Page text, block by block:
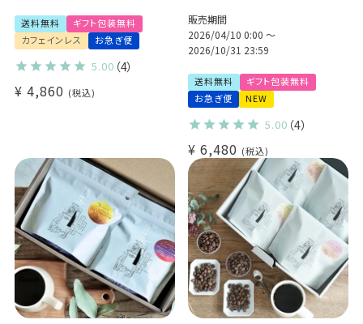
30杯ギフトセット
プレゼント/ 出産祝い
送料無料
ギフト包装無料
カフェインレス
お急ぎ便
5.00 （4）
¥ 4,860 税込
Qグレーダー厳選 スペシャルテ
ィコーヒー豆使用
挽きたて充填の新鮮ドリップコ
販売期間
2026/04/10 0:00〜
2026/10/31 23:59
送料無料
ギフト包装無料
お急ぎ便
NEW
5.00 （4）
¥ 6,480 税込